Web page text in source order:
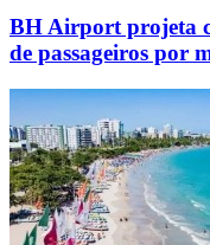
BH Airport projeta
de passageiros por